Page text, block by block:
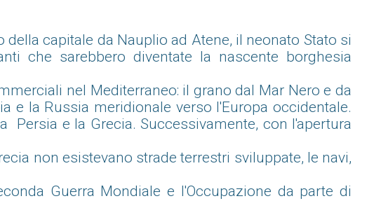
capitale da Nauplio ad Atene, il neonato Stato si
che sarebbero diventate la nascente borghesia
nel Mediterraneo: il grano dal Mar Nero e da
e la Russia meridionale verso l'Europa occidentale.
e la Grecia. Successivamente, con l'apertura
non esistevano strade terrestri sviluppate, le navi,
Guerra Mondiale e l'Occupazione da parte di